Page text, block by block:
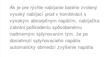
Ak je pre rýchle nabíjanie batérie zvolený
vysoký nabíjací prúd v kombinácii s
vysokým absorpčným napätím, nabíjačka
zabráni poškodeniu spôsobenému
nadmerným splynovaním tým, že po
dosiahnutí splyňovacieho napätia
automaticky obmedzí zvýšenie napätia